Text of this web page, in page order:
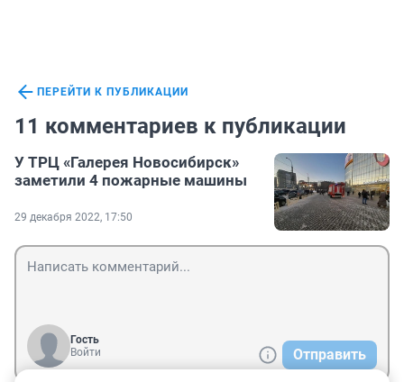
ПЕРЕЙТИ К ПУБЛИКАЦИИ
11 комментариев к публикации
У ТРЦ «Галерея Новосибирск»
заметили 4 пожарные машины
29 декабря 2022, 17:50
Гость
Войти
Отправить